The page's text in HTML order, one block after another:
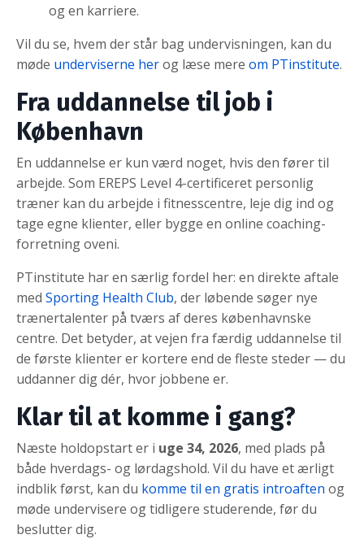
og en karriere.
Vil du se, hvem der står bag undervisningen, kan du
møde underviserne herog læse mere om PTinstitute.
Fra uddannelse til job i
København
En uddannelse er kun værd noget, hvis den fører til
arbejde. Som EREPS Level 4-certificeret personlig
træner kan du arbejde i fitnesscentre, leje dig ind og
tage egne klienter, eller bygge en online coaching-
forretning oveni.
PTinstitute har en særlig fordel her: en direkte aftale
med Sporting Health Club, der løbende søger nye
trænertalenter på tværs af deres københavnske
centre. Det betyder, at vejen fra færdig uddannelse til
de første klienter er kortere end de fleste steder — du
uddanner dig dér, hvor jobbene er.
Klar til at komme i gang?
Næste holdopstart er i uge 34, 2026, med plads på
både hverdags- og lørdagshold. Vil du have et ærligt
indblik først, kan du komme til en gratis introaften og
møde undervisere og tidligere studerende, før du
beslutter dig.